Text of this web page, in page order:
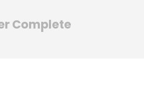
Complete